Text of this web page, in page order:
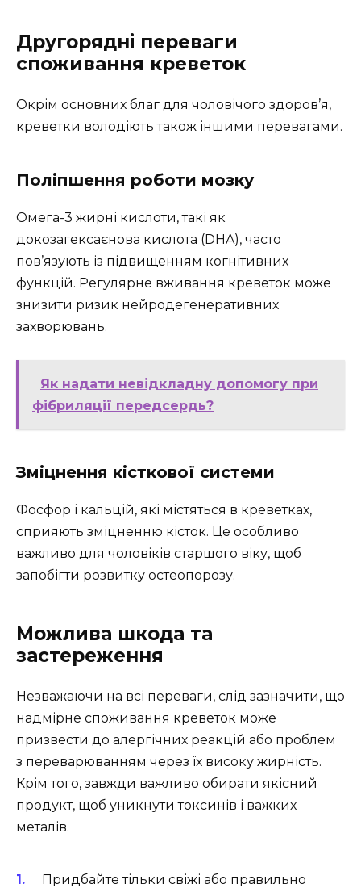
Другорядні переваги
споживання креветок
Окрім основних благ для чоловічого здоров’я,
креветки володіють також іншими перевагами.
Поліпшення роботи мозку
Омега-3 жирні кислоти, такі як
докозагексаєнова кислота (DHA), часто
пов’язують із підвищенням когнітивних
функцій. Регулярне вживання креветок може
знизити ризик нейродегенеративних
захворювань.
Як надати невідкладну допомогу при
фібриляції передсердь?
Зміцнення кісткової системи
Фосфор і кальцій, які містяться в креветках,
сприяють зміцненню кісток. Це особливо
важливо для чоловіків старшого віку, щоб
запобігти розвитку остеопорозу.
Можлива шкода та
застереження
Незважаючи на всі переваги, слід зазначити, що
надмірне споживання креветок може
призвести до алергічних реакцій або проблем
з переварюванням через їх високу жирність.
Крім того, завжди важливо обирати якісний
продукт, щоб уникнути токсинів і важких
металів.
Придбайте тільки свіжі або правильно